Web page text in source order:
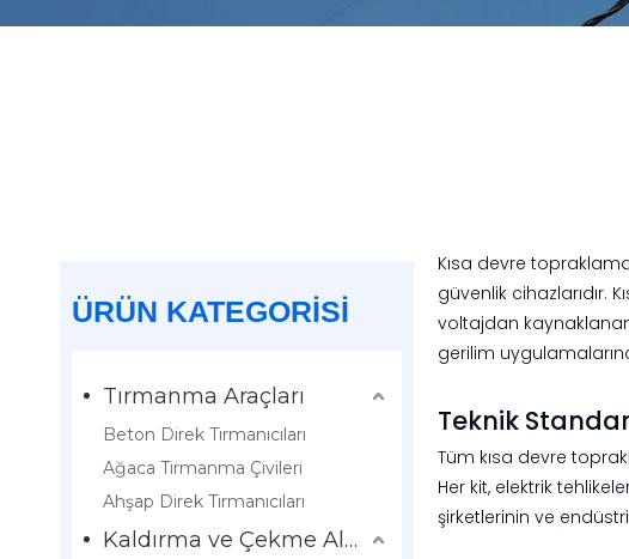
ÜRÜN KATEGORİSİ
Tırmanma Araçları
Beton Direk Tırmanıcıları
Ağaca Tırmanma Çivileri
Ahşap Direk Tırmanıcıları
Kaldırma ve Çekme Aletleri
Kısa devre
güvenlik cihazlarıdır.
voltajdan
gerilim
Teknik
Tüm kısa devre
Her kit, elektrik
şirketlerinin ve